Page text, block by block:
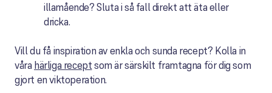
illamående? Sluta i så fall direkt att äta eller
dricka.
Vill du få inspiration av enkla och sunda recept? Kolla in
våra härliga receptsom är särskilt framtagna för dig som
gjort en viktoperation.